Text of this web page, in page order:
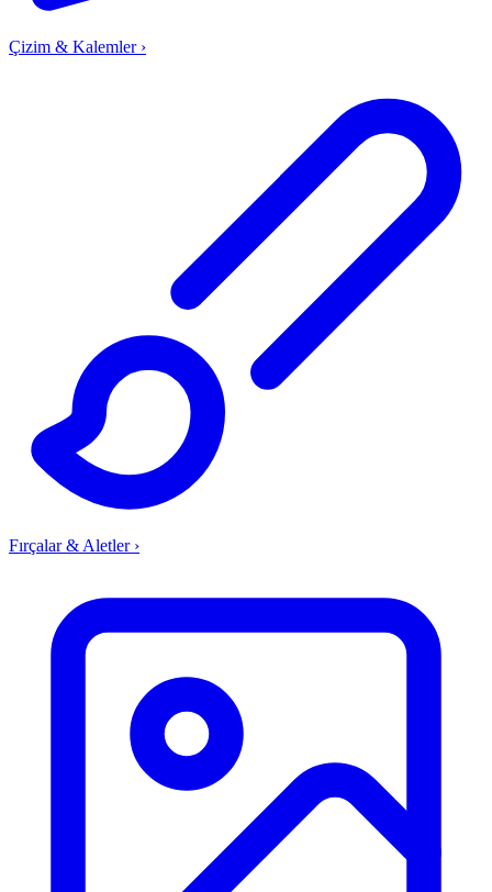
Çizim & Kalemler ›
Fırçalar & Aletler ›